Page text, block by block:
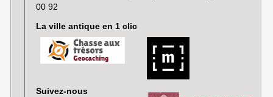
00 92
La ville antique en 1 clic
Suivez-nous